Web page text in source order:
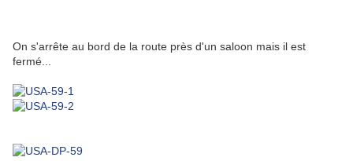
On s'arrête au bord de la route près d'un saloon mais il est
fermé...